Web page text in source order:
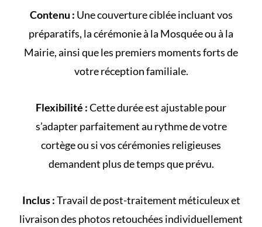
Contenu : Une couverture ciblée incluant vos
préparatifs, la cérémonie à la Mosquéeou à la
Mairie, ainsi que les premiers moments forts de
votreréception familiale.
Flexibilité :Cette durée est ajustable pour
s’adapter parfaitement au rythme de votre
cortègeou si vos cérémonies religieuses
demandent plus de temps que prévu.
Inclus :Travail de post-traitement méticuleux et
livraison des photos retouchées individuellement